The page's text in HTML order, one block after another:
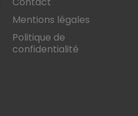
Mentions légales
Politique de
confidentialité